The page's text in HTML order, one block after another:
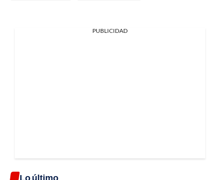
PUBLICIDAD
Lo último